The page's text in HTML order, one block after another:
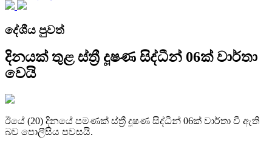
දේශීය පුවත්
දිනයක් තුළ ස්ත්‍රී දූෂණ සිද්ධීන් 06ක් වාර්තා
වෙයි
ඊයේ (20) දිනයේ පමණක් ස්ත්‍රී දූෂණ සිද්ධීන් 06ක් වාර්තා වී ඇති
බව පොලීසිය පවසයි.